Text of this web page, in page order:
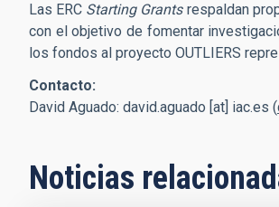
Las ERC Starting Grantsrespaldan
con el objetivo de fomentar
los fondos al proyecto OUTLIERS
Contacto:
David Aguado: david.aguado [at] iac.es (
Noticias